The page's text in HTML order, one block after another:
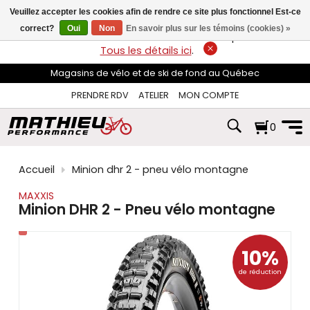
flèches
haut
et
pour
sélectionner
disponible.
Appuyez
pour
au
résultat
de
LIVRAISON GRATUITEsur les commandes de plus de 74$*.
Tous les détails ici.
Magasins de vélo et de ski de fond au Québec
PRENDRE RDV
ATELIER MON COMPTE
0
Accueil
Minion dhr 2 - pneu vélo montagne
MAXXIS
Minion DHR 2 - Pneu vélo montagne
10%
de réduction
Veuillez accepter les cookies afin de rendre ce site plus fonctionnel Est-ce
correct?
Oui Non En savoir plus sur les témoins (cookies) »